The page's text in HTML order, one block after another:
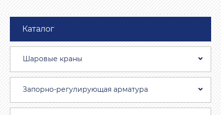
Каталог
Шаровые краны
Запорно-регулирующая арматура